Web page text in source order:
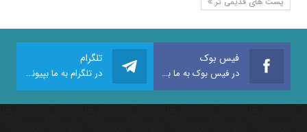
فیس بوک
در فیس بوک به ما بپیوندید
تلگرام
در تلگرام به ما بپیوندید